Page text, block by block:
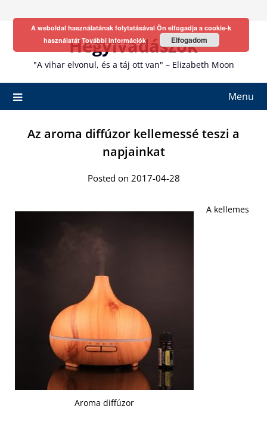
Hegyivadászok
"A vihar elvonul, és a táj ott van" – Elizabeth Moon
Menu
Az aroma diffúzor kellemessé teszi a
napjainkat
Posted on 2017-04-28
Aroma diffúzor
A kellemes
A weboldal használatának folytatásával Ön elfogadja a cookie-k
használatátTovábbi információk Elfogadom